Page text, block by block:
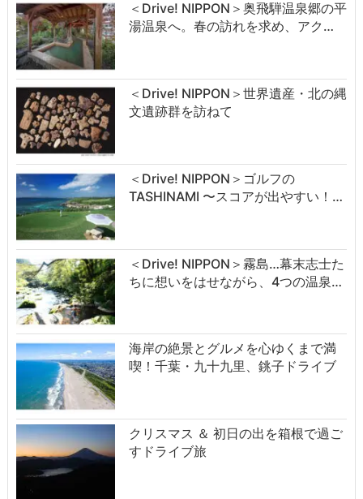
＜Drive! NIPPON＞奥飛騨温泉郷の平
湯温泉へ。春の訪れを求め、アク…
＜Drive! NIPPON＞世界遺産・北の縄
文遺跡群を訪ねて
＜Drive! NIPPON＞ゴルフの
TASHINAMI 〜スコアが出やすい！…
＜Drive! NIPPON＞霧島…幕末志士た
ちに想いをはせながら、4つの温泉…
海岸の絶景とグルメを心ゆくまで満
喫！千葉・九十九里、銚子ドライブ
クリスマス ＆ 初日の出を箱根で過ご
すドライブ旅